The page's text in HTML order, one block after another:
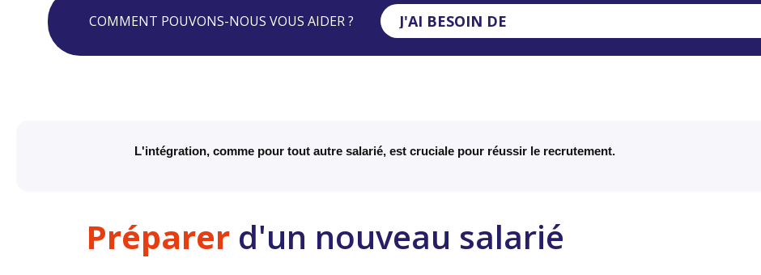
COMMENT POUVONS-NOUS VOUS AIDER ? J'AI BESOIN DE
L'intégration, comme pour tout autre salarié, est cruciale pour réussir le recrutement.
Préparer d'un nouveau salarié